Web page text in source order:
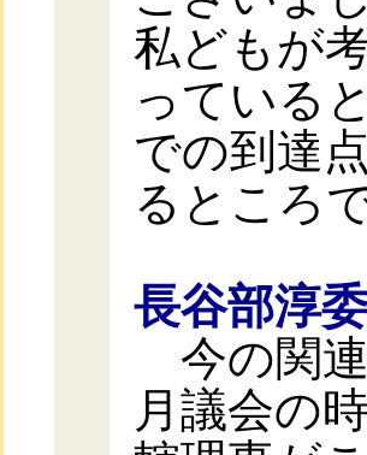
私どもが
っている
での到達
るところ
長谷部淳
今の関
月議会の